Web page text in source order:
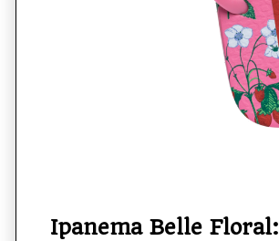
Ipanema Belle Floral: